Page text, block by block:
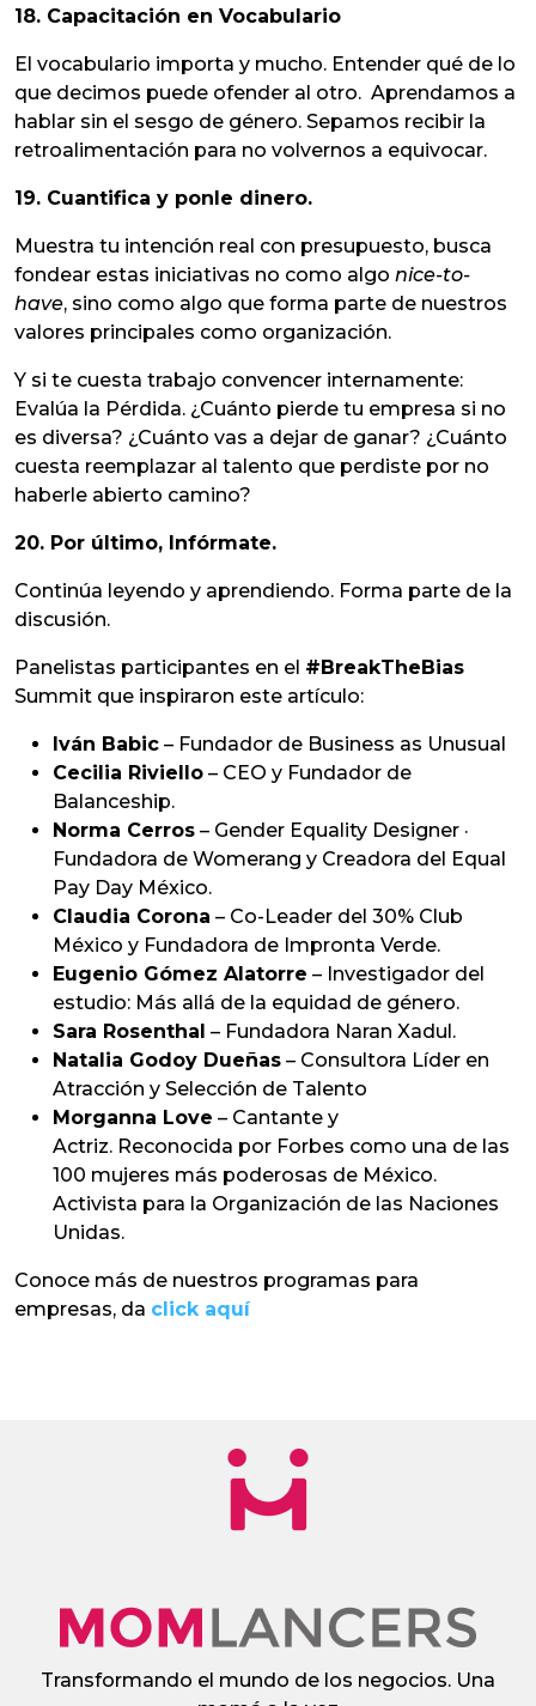
18. Capacitación en Vocabulario
El vocabulario importa y mucho. Entender qué de lo
que decimos puede ofender al otro. Aprendamos a
hablar sin el sesgo de género. Sepamos recibir la
retroalimentación para no volvernos a equivocar.
19. Cuantifica y ponle dinero.
Muestra tu intención real con presupuesto, busca
fondear estas iniciativas no como algo nice-to-
have, sino como algo que forma parte de nuestros
valores principales como organización.
Y si te cuesta trabajo convencer internamente:
Evalúa la Pérdida. ¿Cuánto pierde tu empresa si no
es diversa? ¿Cuánto vas a dejar de ganar? ¿Cuánto
cuesta reemplazar al talento que perdiste por no
haberle abierto camino?
20. Por último, Infórmate.
Continúa leyendo y aprendiendo. Forma parte de la
discusión.
Panelistas participantes en el #BreakTheBias
Summit que inspiraron este artículo:
Iván Babic – Fundador de Business as Unusual
Cecilia Riviello – CEO y Fundador de
Balanceship.
Norma Cerros – Gender Equality Designer ·
Fundadora de Womerang y Creadora del Equal
Pay Day México.
Claudia Corona – Co-Leader del 30% Club
México y Fundadora de Impronta Verde.
Eugenio Gómez Alatorre – Investigador del
estudio: Más allá de la equidad de género.
Sara Rosenthal – Fundadora Naran Xadul.
Natalia Godoy Dueñas – Consultora Líder en
Atracción y Selección de Talento
Morganna Love – Cantante y
Actriz. Reconocida por Forbes como una de las
100 mujeres más poderosas de México.
Activista para la Organización de las Naciones
Unidas.
Conoce más de nuestros programas para
empresas, da click aquí
Transformando el mundo de los negocios. Una